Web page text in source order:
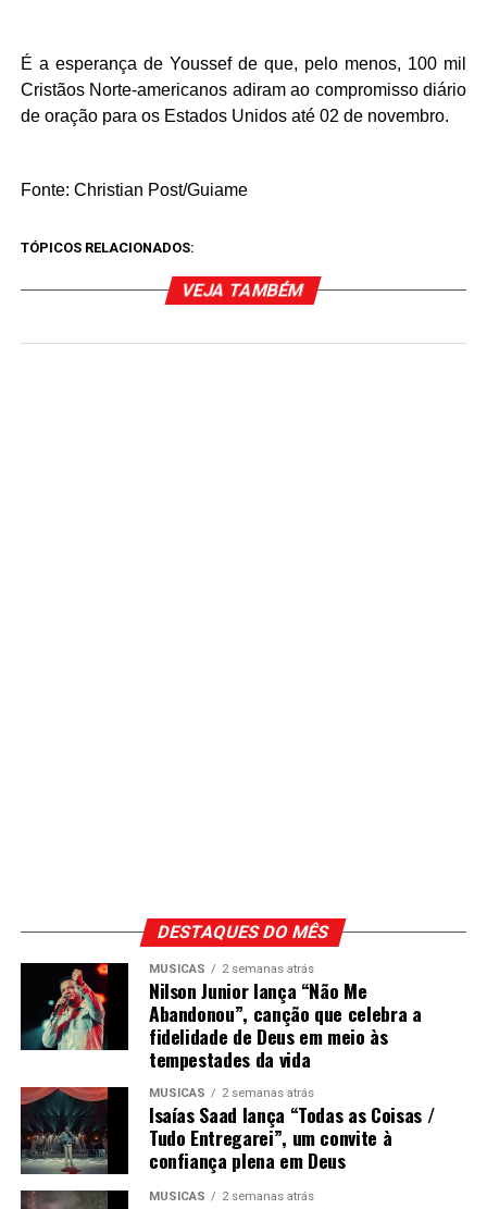
É a esperança de Youssef de que, pelo menos, 100 mil
Cristãos Norte-americanos adiram ao compromisso diário
de oração para os Estados Unidos até 02 de novembro.
Fonte: Christian Post/Guiame
TÓPICOS RELACIONADOS:
VEJA TAMBÉM
DESTAQUES DO MÊS
MÚSICAS 2 semanas atrás
Nilson Junior lança “Não Me
Abandonou”, canção que celebra a
fidelidade de Deus em meio às
tempestades da vida
MÚSICAS 2 semanas atrás
Isaías Saad lança “Todas as Coisas /
Tudo Entregarei”, um convite à
confiança plena em Deus
MÚSICAS 2 semanas atrás